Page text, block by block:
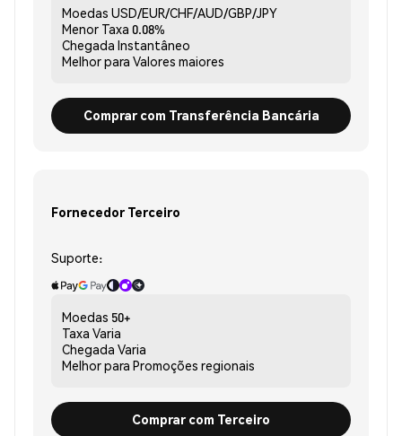
Moedas USD/EUR/CHF/AUD/GBP/JPY
Menor Taxa 0.08%
Chegada Instantâneo
Melhor para Valores maiores
Comprar com Transferência Bancária
Fornecedor Terceiro
Suporte:
Moedas 50+
Taxa Varia
Chegada Varia
Melhor para Promoções regionais
Comprar com Terceiro